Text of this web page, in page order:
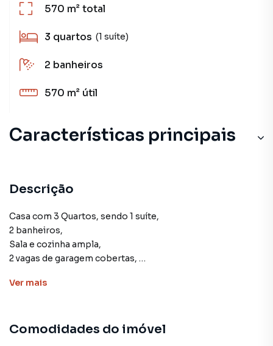
570 m²total
3 quartos (1 suíte)
2 banheiros
570 m² útil
Características principais
Descrição
Casa com 3 Quartos, sendo 1 suíte,
2 banheiros,
Sala e cozinha ampla,
2 vagas de garagem cobertas,
Jardim com arvores Frutíferas
Casa para Venda em região valorizada do bairro
Ver mais
Comodidades do imóvel